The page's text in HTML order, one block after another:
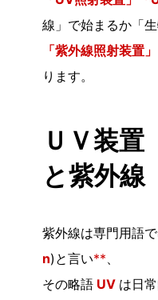
線」で始まるか「
「紫外線照射装置
ります。
ＵＶ装置
と紫外線
紫外線は専門用語
n)と言い**
その略語 UV は日